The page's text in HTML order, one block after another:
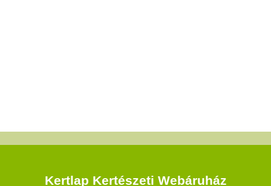
Kertlap Kertészeti Webáruház